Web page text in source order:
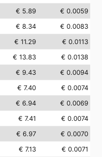
€ 5.89
€ 0.0059
€ 8.34
€ 0.0083
€ 11.29
€ 0.0113
€ 13.83
€ 0.0138
€ 9.43
€ 0.0094
€ 7.40
€ 0.0074
€ 6.94
€ 0.0069
€ 7.41
€ 0.0074
€ 6.97
€ 0.0070
€ 7.13
€ 0.0071